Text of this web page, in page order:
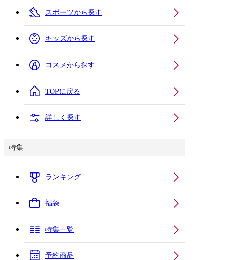
スポーツから探す
キッズから探す
コスメから探す
TOPに戻る
詳しく探す
特集
ランキング
福袋
特集一覧
予約商品